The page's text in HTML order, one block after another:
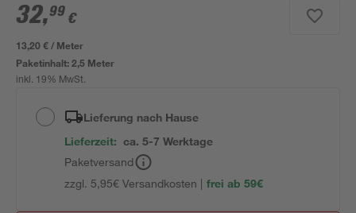
32,99 €
13,20 € / Meter
Paketinhalt:2,5 Meter
inkl. 19% MwSt.
Lieferung nach Hause
Lieferzeit: ca. 5-7 Werktage
Paketversand
zzgl. 5,95€ Versandkosten | frei ab 59€